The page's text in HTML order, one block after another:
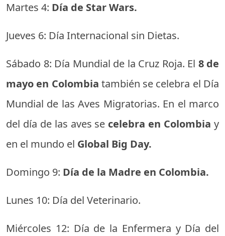
Martes 4: Día de Star Wars.
Jueves 6: Día Internacional sin Dietas.
Sábado 8: Día Mundial de la Cruz Roja. El 8 de
mayo en Colombia también se celebra el Día
Mundial de las Aves Migratorias. En el marco
del día de las aves se celebra en Colombia y
en el mundo el Global Big Day.
Domingo 9: Día de la Madre en Colombia.
Lunes 10: Día del Veterinario.
Miércoles 12: Día de la Enfermera y Día del